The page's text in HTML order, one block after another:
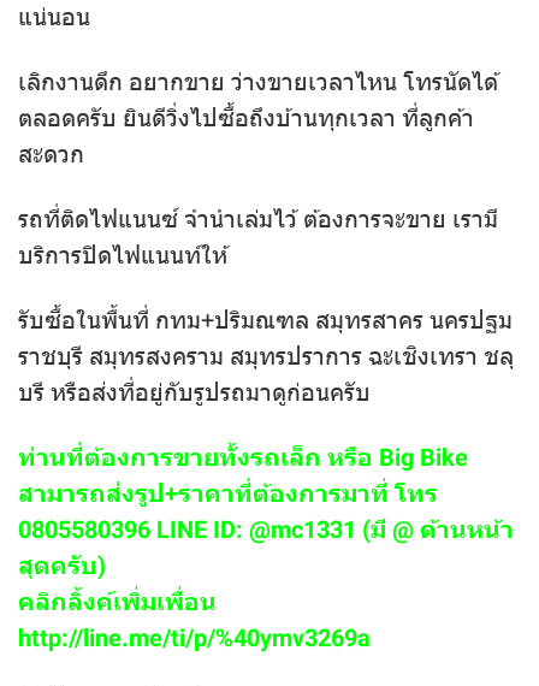
แน่นอน
เลิกงานดึก อยากขาย ว่างขายเวลาไหน โทรนัดได้
ตลอดครับ ยินดีวิ่งไปซื้อถึงบ้านทุกเวลา ที่ลูกค้า
สะดวก
รถที่ติดไฟแนนซ์ จำนำเล่มไว้ ต้องการจะขาย เรามี
บริการปิดไฟแนนท์ให้
รับซื้อในพื้นที่ กทม+ปริมณฑล สมุทรสาคร นครปฐม
ราชบุรี สมุทรสงคราม สมุทรปราการ ฉะเชิงเทรา ชลุ
บรี หรือส่งที่อยู่กับรูปรถมาดูก่อนครับ
ท่านที่ต้องการขายทั้งรถเล็ก หรือ Big Bike
สามารถส่งรูป+ราคาที่ต้องการมาที่ โทร
0805580396 LINE ID: @mc1331 (มี @ ด้านหน้า
สุดครับ)
คลิกลิ้งค์เพิ่มเพื่อน
http://line.me/ti/p/%40ymv3269a